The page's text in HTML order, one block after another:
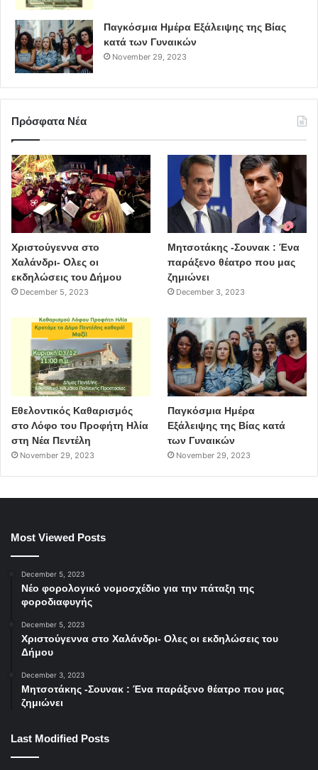
Παγκόσμια Ημέρα Εξάλειψης της Βίας
κατά των Γυναικών
November 29, 2023
Πρόσφατα Νέα
Χριστούγεννα στο
Χαλάνδρι- Ολες οι
εκδηλώσεις του Δήμου
December 5, 2023
Μητσοτάκης -Σουνακ : Ένα
παράξενο θέατρο που μας
ζημιώνει
December 3, 2023
Εθελοντικός Καθαρισμός
στο Λόφο του Προφήτη Ηλία
στη Νέα Πεντέλη
November 29, 2023
Παγκόσμια Ημέρα
Εξάλειψης της Βίας κατά
των Γυναικών
November 29, 2023
Most Viewed Posts
December 5, 2023
Νέο φορολογικό νομοσχέδιο για την πάταξη της
φοροδιαφυγής
December 5, 2023
Χριστούγεννα στο Χαλάνδρι- Ολες οι εκδηλώσεις του
Δήμου
December 3, 2023
Μητσοτάκης -Σουνακ : Ένα παράξενο θέατρο που μας
ζημιώνει
Last Modified Posts